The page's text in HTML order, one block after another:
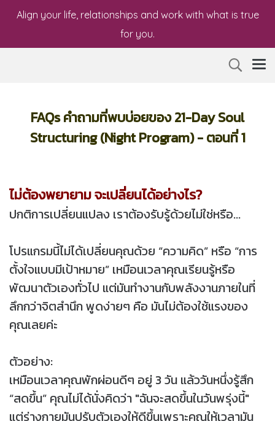
Align your life, relationships and work with what is true
for you.
FAQs คำถามที่พบบ่อยของ 21-Day Soul
Structuring (Night Program) - ตอนที่ 1
ไม่ต้องพยายาม จะเปลี่ยนได้อย่างไร?
ปกติการเปลี่ยนแปลง เราต้องรับรู้ด้วยไม่ใช่หรือ...
โปรแกรมนี้ไม่ได้เปลี่ยนคุณด้วย “ความคิด” หรือ “การ
ตั้งใจแบบมีเป้าหมาย” เหมือนเวลาคุณเรียนรู้หรือ
พัฒนาตัวเองทั่วไป แต่มันทำงานกับพลังงานภายในที่
ลึกกว่าจิตสำนึก พูดง่ายๆ คือ มันไม่ต้องใช้แรงของ
คุณเลยค่ะ
ตัวอย่าง:
เหมือนเวลาคุณพักผ่อนดีๆ อยู่ 3 วัน แล้ววันหนึ่งรู้สึก
“สดขึ้น” คุณไม่ได้นั่งคิดว่า "ฉันจะสดขึ้นในวันพรุ่งนี้"
แต่ร่างกายมันปรับตัวเองให้ดีขึ้นเพราะคุณให้เวลามัน